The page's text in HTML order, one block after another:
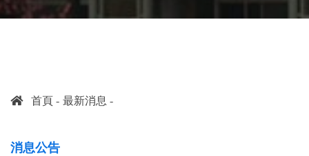
首頁 最新消息
消息公告